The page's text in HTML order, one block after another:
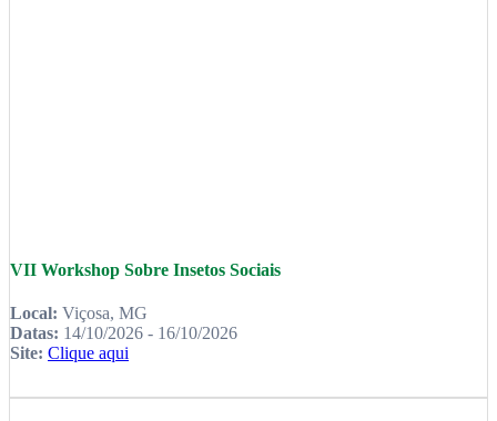
VII Workshop Sobre Insetos Sociais
Local: Viçosa, MG
Datas: 14/10/2026 - 16/10/2026
Site: Clique aqui